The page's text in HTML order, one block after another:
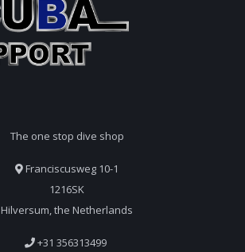
The one stop dive shop
Franciscusweg 10-1
1216SK
Hilversum, the Netherlands
+31 356313499